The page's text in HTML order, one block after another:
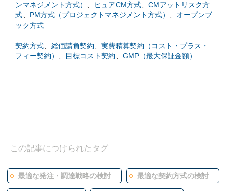
ンマネジメント方式）
ピュアCM方式
CMアットリスク方
式
PM方式（プロジェクトマネジメント方式）
オープンブ
ック方式
契約方式 総価請負契約
実費精算契約（コスト・プラス・
フィー契約）
目標コスト契約 GMP（最大保証金額）
この記事につけられたタグ
最適な発注・調達戦略の検討 最適な契約方式の検討